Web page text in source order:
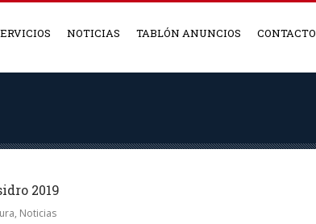
NOTICIAS TABLÓN ANUNCIOS CONTACTO
2019
, Noticias